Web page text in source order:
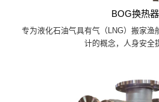
BOG换热器
专为液化石油气具有气（LNG）搬家渔
计的概念，人身安全